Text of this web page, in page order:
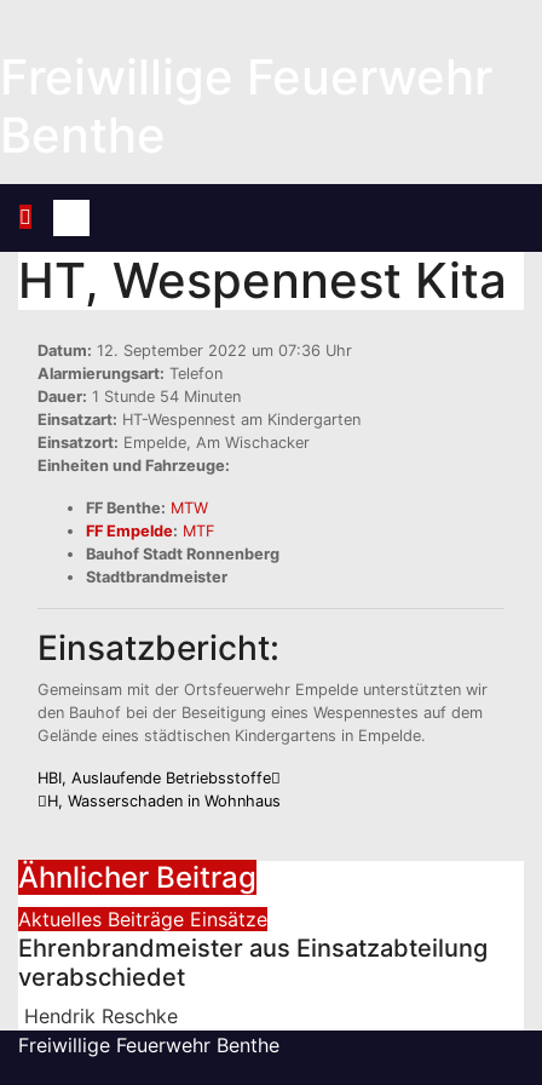
HT, Wespennest Kita
Datum: 12. September 2022 um 07:36 Uhr
Alarmierungsart: Telefon
Dauer: 1 Stunde 54 Minuten
Einsatzart: HT-Wespennest am Kindergarten
Einsatzort: Empelde, Am Wischacker
Einheiten und Fahrzeuge:
FF Benthe: MTW
FF Empelde: MTF
Bauhof Stadt Ronnenberg
Stadtbrandmeister
Einsatzbericht:
Gemeinsam mit der Ortsfeuerwehr Empelde unterstützten wir
den Bauhof bei der Beseitigung eines Wespennestes auf dem
Gelände eines städtischen Kindergartens in Empelde.
Beitragsnavigation
HBI, Auslaufende Betriebsstoffe
H, Wasserschaden in Wohnhaus
Ähnlicher Beitrag
Aktuelles Beiträge Einsätze
Ehrenbrandmeister aus Einsatzabteilung
verabschiedet
Hendrik Reschke
Freiwillige Feuerwehr Benthe